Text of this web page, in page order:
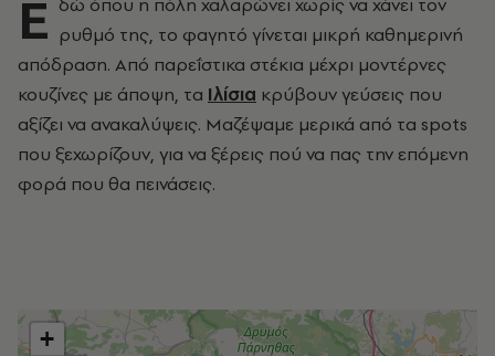
Ε δώ όπου η πόλη χαλαρώνει χωρίς να χάνει τον
ρυθμό της, το φαγητό γίνεται μικρή καθημερινή
απόδραση. Από παρεΐστικα στέκια μέχρι μοντέρνες
κουζίνες με άποψη, τα Ιλίσια κρύβουν γεύσεις που
αξίζει να ανακαλύψεις. Μαζέψαμε μερικά από τα spots
που ξεχωρίζουν, για να ξέρεις πού να πας την επόμενη
φορά που θα πεινάσεις.
+